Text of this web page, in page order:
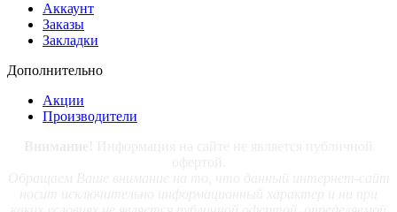
Аккаунт
Заказы
Закладки
Дополнительно
Акции
Производители